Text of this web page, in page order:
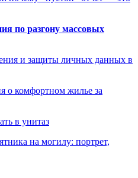
по разгону массовых
и защиты личных данных в
о комфортном жилье за
в унитаз
на могилу: портрет,